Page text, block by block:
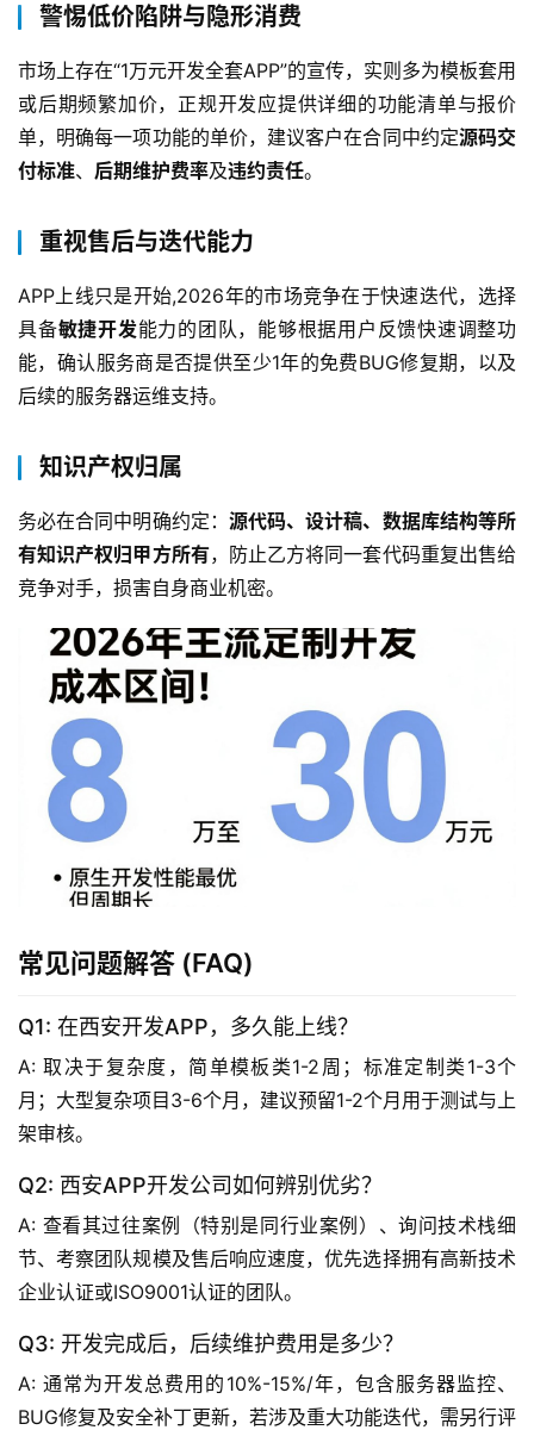
品
服
务
互
动
态
关
我
警惕低价陷阱与隐形消费
市场上存在“1万元开发全套APP”的宣传，实则多为模板套用
或后期频繁加价，正规开发应提供详细的功能清单与报价
单，明确每一项功能的单价，建议客户在合同中约定源码交
付标准、 后期维护费率及违约责任。
重视售后与迭代能力
APP上线只是开始,2026年的市场竞争在于快速迭代，选择
具备敏捷开发能力的团队，能够根据用户反馈快速调整功
能，确认服务商是否提供至少1年的免费BUG修复期，以及
后续的服务器运维支持。
知识产权归属
务必在合同中明确约定： 源代码、设计稿、数据库结构等所
有知识产权归甲方所有，防止乙方将同一套代码重复出售给
竞争对手，损害自身商业机密。
常见问题解答 (FAQ)
Q1: 在西安开发APP，多久能上线？
A: 取决于复杂度，简单模板类1-2周；标准定制类1-3个
月；大型复杂项目3-6个月，建议预留1-2个月用于测试与上
架审核。
Q2: 西安APP开发公司如何辨别优劣？
A: 查看其过往案例（特别是同行业案例）、询问技术栈细
节、考察团队规模及售后响应速度，优先选择拥有高新技术
企业认证或ISO9001认证的团队。
Q3: 开发完成后，后续维护费用是多少？
A: 通常为开发总费用的10%-15%/年，包含服务器监控、
BUG修复及安全补丁更新，若涉及重大功能迭代，需另行评